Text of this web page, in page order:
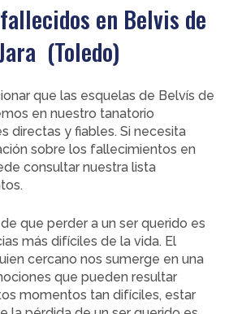
en Belvis de
(Toledo)
que las esquelas de Belvís de
en nuestro tanatorio
directas y fiables. Si necesita
sobre los fallecimientos en
consultar nuestra lista
que perder a un ser querido es
más difíciles de la vida. El
cercano nos sumerge en una
que pueden resultar
momentos tan difíciles, estar